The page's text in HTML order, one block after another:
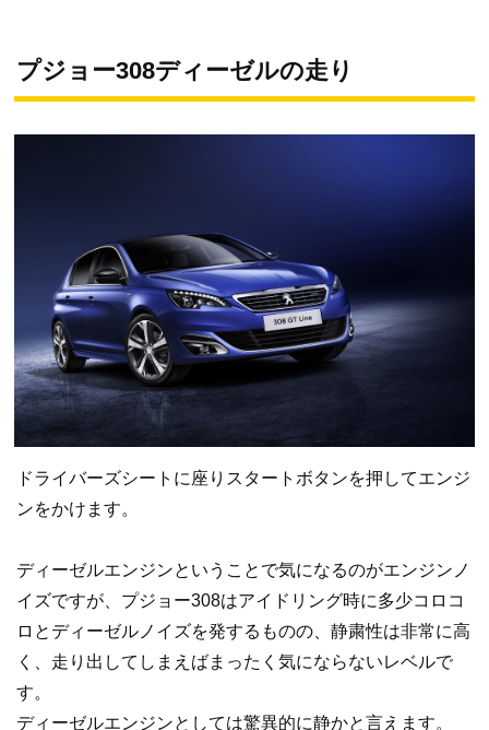
プジョー308ディーゼルの走り
ドライバーズシートに座りスタートボタンを押してエンジ
ンをかけます。
ディーゼルエンジンということで気になるのがエンジンノ
イズですが、プジョー308はアイドリング時に多少コロコ
ロとディーゼルノイズを発するものの、静粛性は非常に高
く、走り出してしまえばまったく気にならないレベルで
す。
ディーゼルエンジンとしては驚異的に静かと言えます。